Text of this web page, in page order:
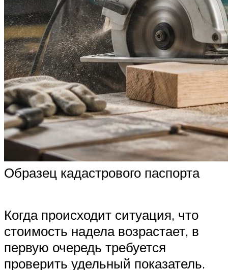
Образец кадастрового паспорта
Когда происходит ситуация, что
стоимость надела возрастает, в
первую очередь требуется
проверить удельный показатель.